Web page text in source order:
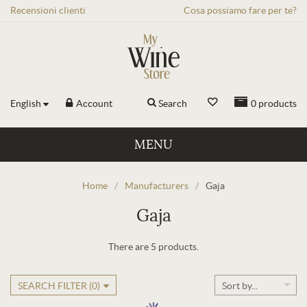
Recensioni clienti Cosa possiamo fare per te?
English Account 0 products
Search
MENU
Home / Manufacturers / Gaja
Gaja
There are 5 products.
SEARCH FILTER (0) Sort by...